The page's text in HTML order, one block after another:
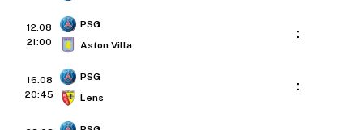
12.08
21:00
PSG
Aston Villa
:
16.08
20:45
PSG
Lens
: